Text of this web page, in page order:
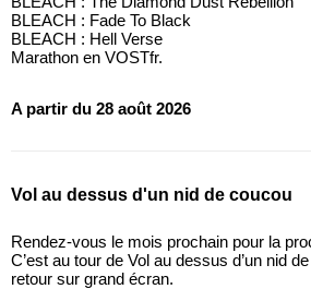
BLEACH : Fade To Black
BLEACH : Hell Verse
Marathon en VOSTfr.
A partir du 28 août 2026
Vol au dessus d'un nid de coucou
Rendez-vous le mois prochain pour la
C’est au tour de Vol au dessus d’un nid
retour sur grand écran.